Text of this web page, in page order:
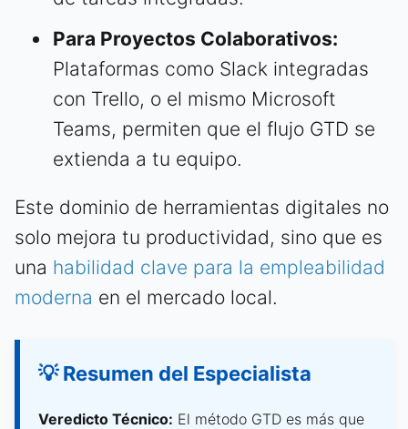
Para Proyectos Colaborativos:
Plataformas como Slack integradas
con Trello, o el mismo Microsoft
Teams, permiten que el flujo GTD se
extienda a tu equipo.
Este dominio de herramientas digitales no
solo mejora tu productividad, sino que es
una habilidad clave para la empleabilidad
moderna en el mercado local.
💡 Resumen del Especialista
Veredicto Técnico: El método GTD es más que